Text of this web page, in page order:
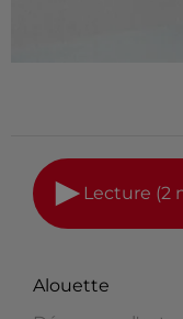
Lecture (2
Alouette